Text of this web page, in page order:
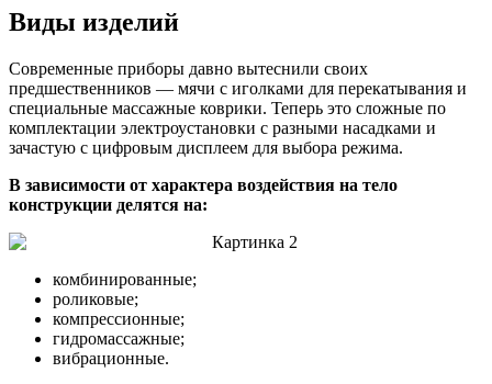
Виды изделий
Современные приборы давно вытеснили своих
предшественников — мячи с иголками для перекатывания и
специальные массажные коврики. Теперь это сложные по
комплектации электроустановки с разными насадками и
зачастую с цифровым дисплеем для выбора режима.
В зависимости от характера воздействия на тело
конструкции делятся на:
комбинированные;
роликовые;
компрессионные;
гидромассажные;
вибрационные.